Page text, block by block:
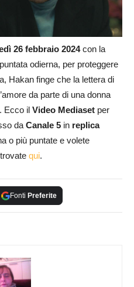
26 febbraio 2024con la
odierna, per proteggere
Hakan finge che la lettera di
da parte di una donna
Ecco il Video Mediaset per
daCanale 5 in replica
o più puntate e volete
qui.
Fonti Preferite